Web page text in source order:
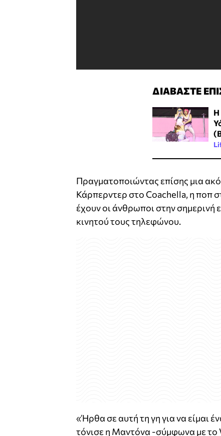
ΔΙΑΒΑΣΤΕ
Η
Πραγματοποιώντας επίσης μια
Κάρπερντερ στο Coachella, η ποπ
έχουν οι άνθρωποι στην
κινητού τους τηλεφώνου.
«Ήρθα σε αυτή τη γη για να είμαι
τόνισε η Μαντόνα -σύμφωνα με το